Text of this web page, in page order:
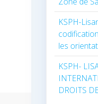
KSPH-
les
KSPH-
DROITS